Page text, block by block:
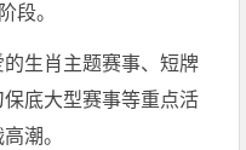
段。
生肖主题赛事、短牌
底大型赛事等重点活
潮。